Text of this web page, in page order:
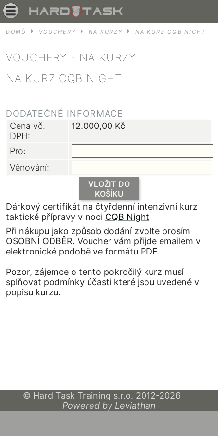
DOMŮ VOUCHERY NA KURZY NA KURZ CQB NIGHT
VOUCHERY - NA KURZY
NA KURZ CQB NIGHT
DODATEČNÉ INFORMACE
Cena vč.
DPH:
12.000,00 Kč
Pro:
Věnování:
VLOŽIT DO
KOŠÍKU
Dárkový certifikát na čtyřdenní intenzivní kurz
taktické přípravy v noci CQB Night
Při nákupu jako způsob dodání zvolte prosím
OSOBNÍ ODBĚR. Voucher vám přijde emailem v
elektronické podobě ve formátu PDF.
Pozor, zájemce o tento pokročilý kurz musí
splňovat podmínky účasti které jsou uvedené v
popisu kurzu.
© Hard Task Training s.r.o. 2012-2026
Powered by Leviathan